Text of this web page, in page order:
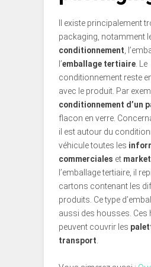
Il existe principalement
packaging, notamment
conditionnement ,
l’emballage tertiaire . Le
conditionnement reste
avec le produit. Par
conditionnement d’un
flacon en verre.
il est autour du
véhicule toutes les
commerciales et
l’emballage tertiaire, il
cartons contenant les
produits. Ce type
aussi des housses. Ces
peuvent couvrir les
transport